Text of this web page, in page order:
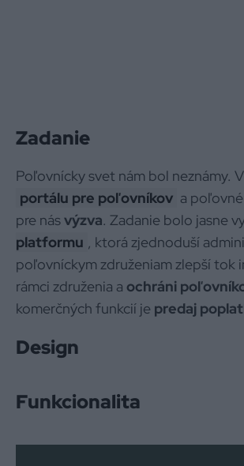
Zadanie
Poľovnícky svet nám bol neznámy.
portálu pre poľovníkov a
pre násvýzva. Zadanie bolo jasne
platformu , ktorá zjednoduší
poľovníckym združeniam zlepší tok
rámci združenia a ochráni
komerčných funkcií je predaj
Design
Funkcionalita